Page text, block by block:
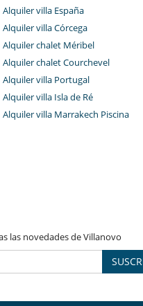
Alquiler villa España
Alquiler villa Córcega
Alquiler chalet Méribel
Alquiler chalet Courchevel
Alquiler villa Portugal
Alquiler villa Isla de Ré
Alquiler villa Marrakech Piscina
las novedades de Villanovo